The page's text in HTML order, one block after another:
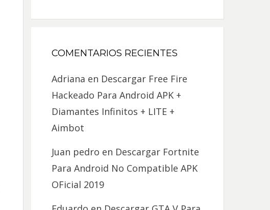
COMENTARIOS RECIENTES
Adriana en Descargar Free Fire
Hackeado Para Android APK +
Diamantes Infinitos + LITE +
Aimbot
Juan pedro en Descargar Fortnite
Para Android No Compatible APK
OFicial 2019